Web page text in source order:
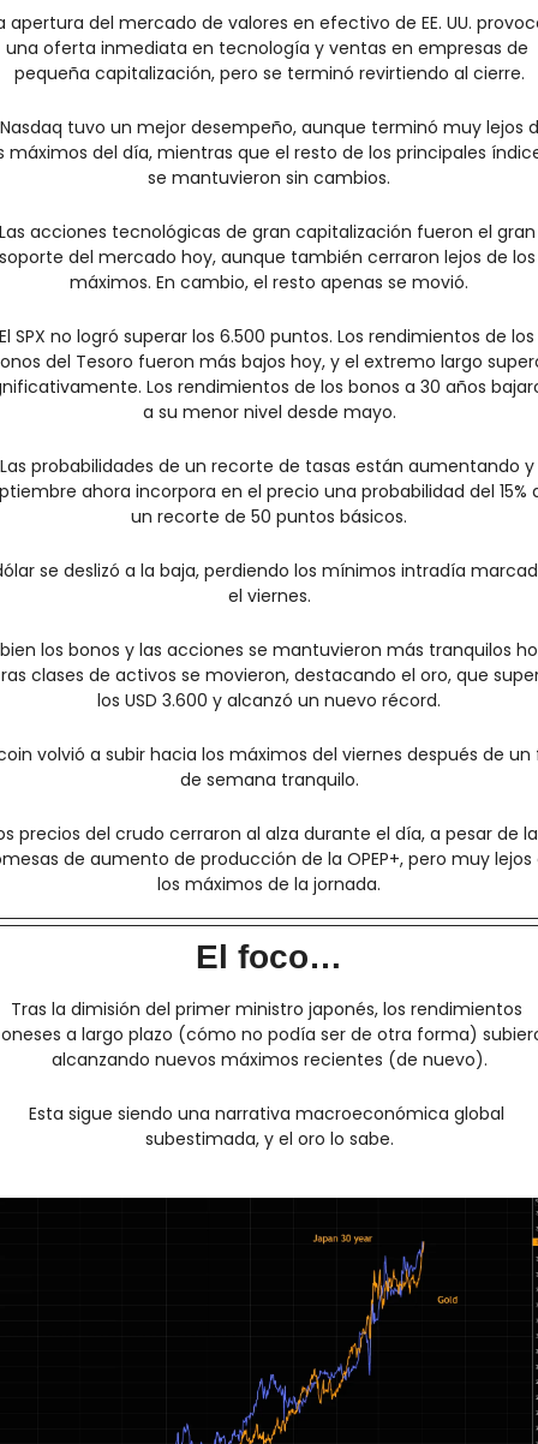
apertura del mercado de valores en efectivo de EE. UU.
una oferta inmediata en tecnología y ventas en empresas de
pequeña capitalización, pero se terminó revirtiendo al cierre.
Nasdaq tuvo un mejor desempeño, aunque terminó muy lejos
máximos del día, mientras que el resto de los principales
se mantuvieron sin cambios.
acciones tecnológicas de gran capitalización fueron el gran
del mercado hoy, aunque también cerraron lejos de los
máximos. En cambio, el resto apenas se movió.
El SPX no logró superar los 6.500 puntos. Los rendimientos de los
del Tesoro fueron más bajos hoy, y el extremo largo
Los rendimientos de los bonos a 30 años
a su menor nivel desde mayo.
Las probabilidades de un recorte de tasas están aumentando y
ahora incorpora en el precio una probabilidad del 15%
un recorte de 50 puntos básicos.
se deslizó a la baja, perdiendo los mínimos intradía
el viernes.
los bonos y las acciones se mantuvieron más tranquilos
clases de activos se movieron, destacando el oro, que
los USD 3.600 y alcanzó un nuevo récord.
volvió a subir hacia los máximos del viernes después de un
de semana tranquilo.
precios del crudo cerraron al alza durante el día, a pesar de
de aumento de producción de la OPEP+, pero muy lejos
los máximos de la jornada.
El foco…
Tras la dimisión del primer ministro japonés, los rendimientos
a largo plazo (cómo no podía ser de otra forma)
alcanzando nuevos máximos recientes (de nuevo).
Esta sigue siendo una narrativa macroeconómica global
subestimada, y el oro lo sabe.